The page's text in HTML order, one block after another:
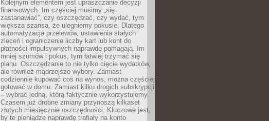
Kolejnym elementem jest upraszczanie decyzji
finansowych. Im częściej musimy „się
zastanawiać”, czy oszczędzać, czy wydać, tym
większa szansa, że ulegniemy pokusie. Dlatego
automatyzacja przelewów, ustawienia stałych
zleceń i ograniczenie liczby kart lub kont do
płatności impulsywnych naprawdę pomagają. Im
mniej szumów i pokus, tym łatwiej trzymać się
planu. Oszczędzanie to nie tylko cięcie wydatków,
ale również mądrzejsze wybory. Zamiast
codziennie kupować coś na wynos, można częściej
gotować w domu. Zamiast kilku drogich subskrypcji
– wybrać jedną, którą faktycznie wykorzystujemy.
Czasem już drobne zmiany przynoszą kilkaset
złotych miesięcznie oszczędności. Kluczowe jest,
by te pieniądze naprawdę trafiały na konto